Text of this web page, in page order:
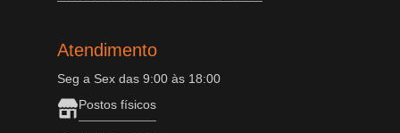
Atendimento
Seg a Sex das 9:00 às 18:00
Postos físicos